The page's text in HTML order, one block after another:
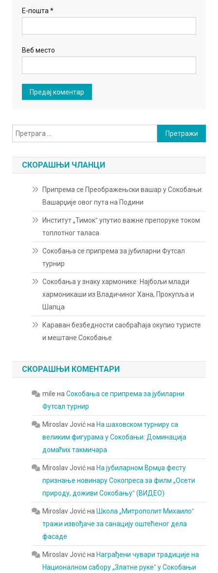
Е-пошта*
Веб место
Претрага
за:
СКОРАШЊИ ЧЛАНЦИ
Припрема се Преображењски вашар у Сокобањи:
Вашарџије овог пута на Подини
Институт „Тимокˮ упутио важне препоруке током
топлотног таласа
Сокобања се припрема за јубиларни Футсал
турнир
Сокобања у знаку хармонике: Најбољи млади
хармоникаши из Владичиног Хана, Прокупља и
Шапца
Караван безбедности саобраћаја окупио туристе
и мештане Сокобање
СКОРАШЊИ КОМЕНТАРИ
mile наСокобања се припрема за јубиларни
Футсал турнир
Miroslav Jovićна На шаховском турниру са
великим фигурама у Сокобањи: Доминација
домаћих такмичара
Miroslav Jovićна На јубиларном Врмџа фесту
признање новинару Сокопреса за филм „Осети
природу, доживи Сокобањуˮ (ВИДЕО)
Miroslav Jovićна Школа „Митрополит Михаилоˮ
тражи извођаче за санацију оштећеног дела
фасаде
Miroslav Jovićна Награђени чувари традиције на
Националном сабору „Златне рукеˮ у Сокобањи